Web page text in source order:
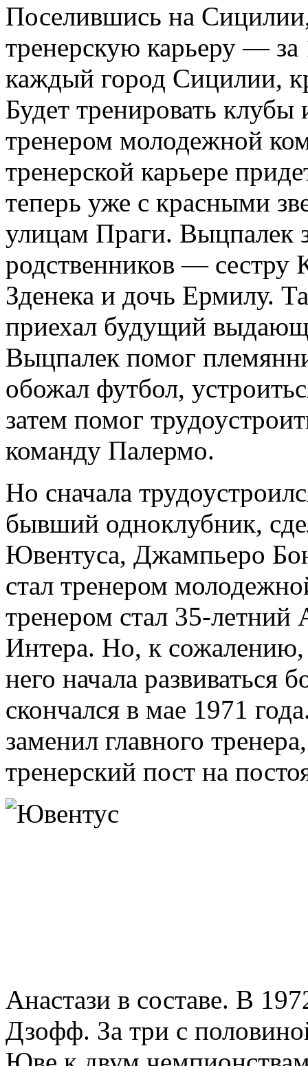
Поселившись на
тренерскую карьеру — за
каждый город Сицилии,
Будет тренировать
тренером молодежной
тренерской карьере
теперь уже с красными
улицам Праги. Выцпалек
родственников — сестру
Зденека и дочь Ермилу.
приехал будущий
Выцпалек помог
обожал футбол,
затем помог
команду Палермо.
Но сначала
бывший одноклубник,
Ювентуса, Джампьеро
стал тренером
тренером стал 35-
Интера. Но, к
него начала развиваться
скончался в мае 1971
заменил главного
тренерский пост на
Анастази в составе. В
Дзофф. За три с